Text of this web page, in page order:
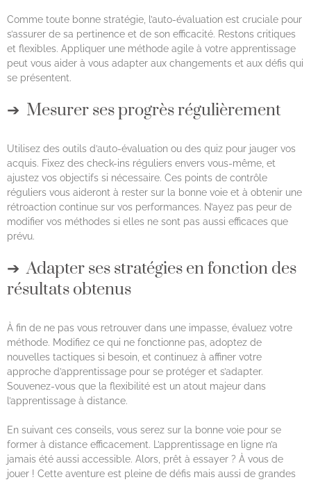
Comme toute bonne stratégie, l’auto-évaluation est cruciale pour
s’assurer de sa pertinence et de son efficacité. Restons critiques
et flexibles. Appliquer une méthode agile à votre apprentissage
peut vous aider à vous adapter aux changements et aux défis qui
se présentent.
Mesurer ses progrès régulièrement
Utilisez des outils d’auto-évaluation ou des quiz pour jauger vos
acquis. Fixez des check-ins réguliers envers vous-même, et
ajustez vos objectifs si nécessaire. Ces points de contrôle
réguliers vous aideront à rester sur la bonne voie et à obtenir une
rétroaction continue sur vos performances. N’ayez pas peur de
modifier vos méthodes si elles ne sont pas aussi efficaces que
prévu.
Adapter ses stratégies en fonction des
résultats obtenus
À fin de ne pas vous retrouver dans une impasse, évaluez votre
méthode. Modifiez ce qui ne fonctionne pas, adoptez de
nouvelles tactiques si besoin, et continuez à affiner votre
approche d’apprentissage pour se protéger et s’adapter.
Souvenez-vous que la flexibilité est un atout majeur dans
l’apprentissage à distance.
En suivant ces conseils, vous serez sur la bonne voie pour se
former à distance efficacement. L’apprentissage en ligne n’a
jamais été aussi accessible. Alors, prêt à essayer ? À vous de
jouer ! Cette aventure est pleine de défis mais aussi de grandes